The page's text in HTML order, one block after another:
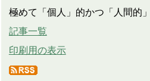
極めて「個人」的かつ「人間的
記事一覧
印刷用の表示